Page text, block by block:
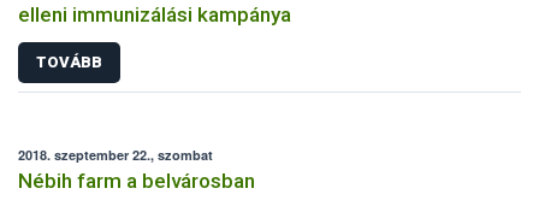
elleni immunizálási kampánya
TOVÁBB
2018. szeptember 22., szombat
Nébih farm a belvárosban